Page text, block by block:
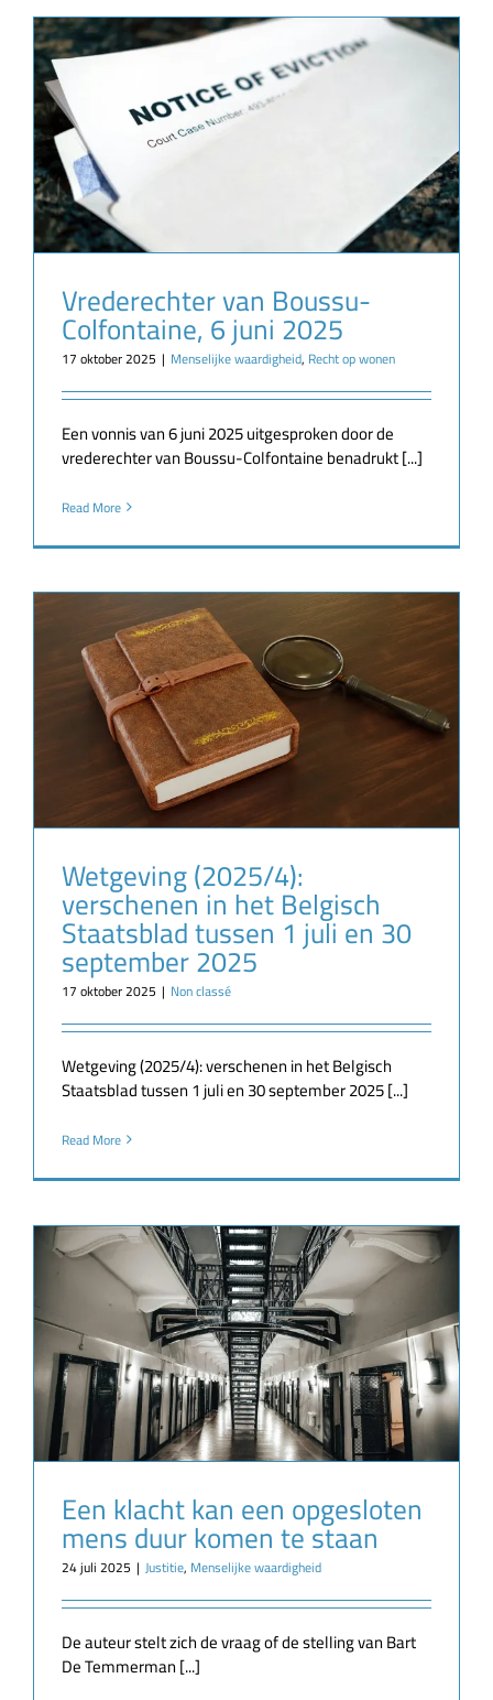
Vrederechter van Boussu-
Colfontaine, 6 juni 2025
17 oktober 2025 | Menselijke waardigheid, Recht op wonen
Een vonnis van 6 juni 2025 uitgesproken door de
vrederechter van Boussu-Colfontaine benadrukt [...]
Read More
Wetgeving (2025/4):
verschenen in het Belgisch
Staatsblad tussen 1 juli en 30
september 2025
17 oktober 2025 | Non classé
Wetgeving (2025/4): verschenen in het Belgisch
Staatsblad tussen 1 juli en 30 september 2025 [...]
Read More
Een klacht kan een opgesloten
mens duur komen te staan
24 juli 2025 | Justitie, Menselijke waardigheid
De auteur stelt zich de vraag of de stelling van Bart
De Temmerman [...]